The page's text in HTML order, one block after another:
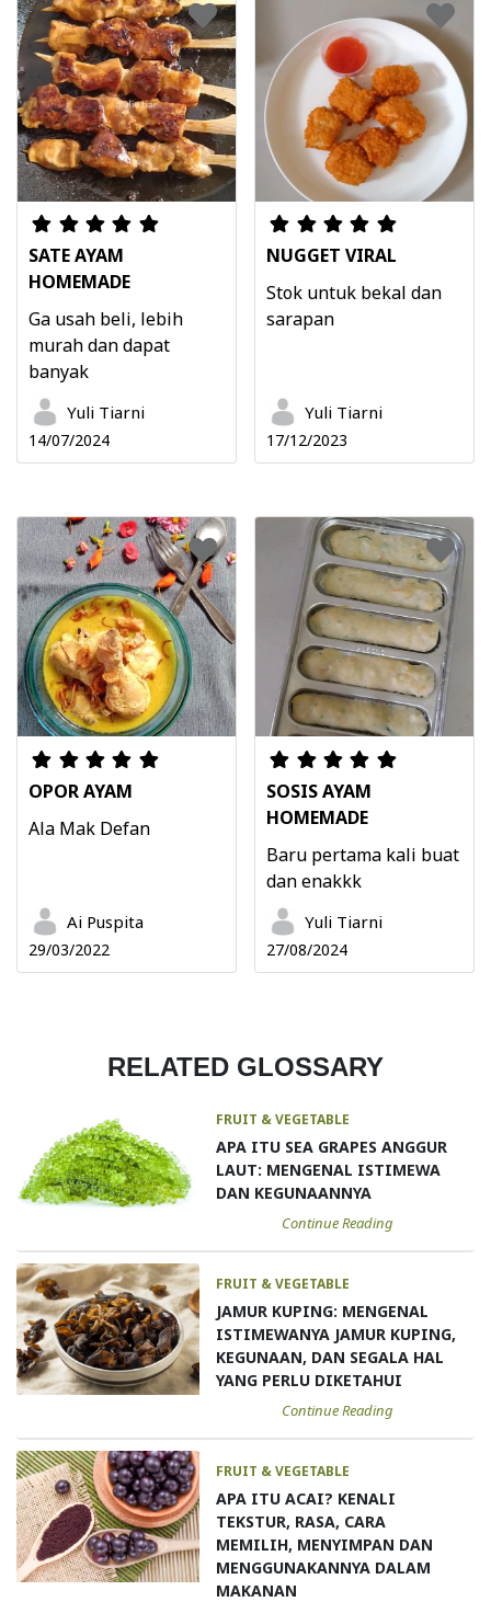
SATE AYAM
HOMEMADE
Ga usah beli, lebih
murah dan dapat
banyak
Yuli Tiarni
14/07/2024
NUGGET VIRAL
Stok untuk bekal dan
sarapan
Yuli Tiarni
17/12/2023
OPOR AYAM
Ala Mak Defan
Ai Puspita
29/03/2022
SOSIS AYAM
HOMEMADE
Baru pertama kali buat
dan enakkk
Yuli Tiarni
27/08/2024
RELATED GLOSSARY
FRUIT & VEGETABLE
APA ITU SEA GRAPES ANGGUR
LAUT: MENGENAL ISTIMEWA
DAN KEGUNAANNYA
Continue Reading
FRUIT & VEGETABLE
JAMUR KUPING: MENGENAL
ISTIMEWANYA JAMUR KUPING,
KEGUNAAN, DAN SEGALA HAL
YANG PERLU DIKETAHUI
Continue Reading
FRUIT & VEGETABLE
APA ITU ACAI? KENALI
TEKSTUR, RASA, CARA
MEMILIH, MENYIMPAN DAN
MENGGUNAKANNYA DALAM
MAKANAN